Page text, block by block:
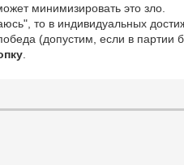
минимизировать это зло.
то в индивидуальных
(допустим, если в